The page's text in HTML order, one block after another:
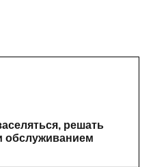
решать
обслуживанием